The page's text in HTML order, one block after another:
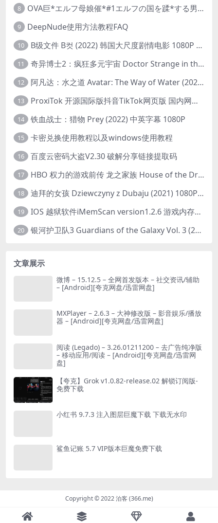
8 OVA巨*エルフ母娘催*#1エルフの国を蹂*する男。汚された女王と姫
9 DeepNude使用方法教程FAQ
10 B级文件 B컷 (2022) 韩国大尺度剧情电影 1080P 中字
11 奇异博士2：疯狂多元宇宙 Doctor Strange in the Multiverse of Madness (2022) 高清版1080p
12 阿凡达：水之道 Avatar: The Way of Water (2022) 1080p 2k 4k 中文字幕
13 ProxiTok 开源国际版抖音TikTok网页版 国内网络直连
14 铁血战士：猎物 Prey (2022) 中英字幕 1080P
15 卡密兑换使用教程以及windows使用教程
16 百度云密码大盗V2.30 破解分享链接提取码
17 HBO 权力的游戏前传 龙之家族 House of the Dragon (2022) 中字 1080P 更新4集
18 迪拜的女孩 Dziewczyny z Dubaju (2021) 1080P 中字
19 IOS 越狱软件iMemScan version1.2.6 游戏内存修改器
20 银河护卫队3 Guardians of the Galaxy Vol. 3 (2023)4K高清资源1080p只分享精品
文章展示
微博 – 15.12.5 – 全网首发版本 – 社交资讯/辅助
– [Android][夸克网盘/迅雷网盘]
MXPlayer – 2.6.3 – 大神修改版 – 影音娱乐/播放
器 – [Android][夸克网盘/迅雷网盘]
阅读 (Legado) – 3.26.01211200 – 去广告纯净版
– 移动应用/阅读 – [Android][夸克网盘/迅雷网
盘]
【夸克】Grok v1.0.82-release.02 解锁订阅版-
免费下载
小红书 9.7.3 注入图层巨魔下载 下载无水印
鲨鱼记账 5.7 VIP版本巨魔免费下载
Copyright © 2022 泊客 (366.me)